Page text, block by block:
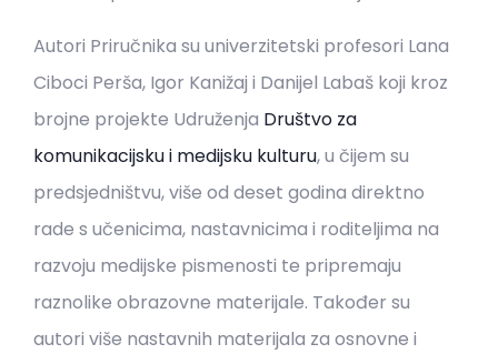
Autori Priručnika su univerzitetski profesori Lana
Ciboci Perša, Igor Kanižaj i Danijel Labaš koji kroz
brojne projekte Udruženja Društvo za
komunikacijsku i medijsku kulturu, u čijem su
predsjedništvu, više od deset godina direktno
rade s učenicima, nastavnicima i roditeljima na
razvoju medijske pismenosti te pripremaju
raznolike obrazovne materijale. Također su
autori više nastavnih materijala za osnovne i